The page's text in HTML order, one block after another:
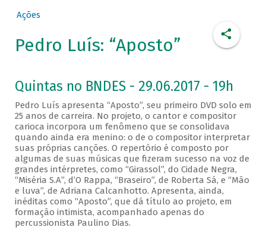
Ações
Pedro Luís: “Aposto”
Quintas no BNDES - 29.06.2017 - 19h
Pedro Luís apresenta “Aposto”, seu primeiro DVD solo em
25 anos de carreira. No projeto, o cantor e compositor
carioca incorpora um fenômeno que se consolidava
quando ainda era menino: o de o compositor interpretar
suas próprias canções. O repertório é composto por
algumas de suas músicas que fizeram sucesso na voz de
grandes intérpretes, como “Girassol”, do Cidade Negra,
“Miséria S.A”, d’O Rappa, “Braseiro”, de Roberta Sá, e “Mão
e luva”, de Adriana Calcanhotto. Apresenta, ainda,
inéditas como “Aposto”, que dá título ao projeto, em
formação intimista, acompanhado apenas do
percussionista Paulino Dias.